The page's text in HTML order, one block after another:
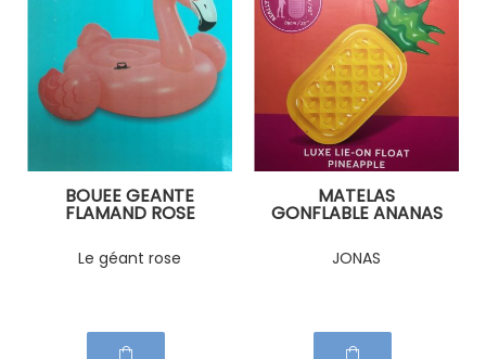
BOUEE GEANTE
FLAMAND ROSE
Le géant rose
MATELAS
GONFLABLE ANANAS
JONAS